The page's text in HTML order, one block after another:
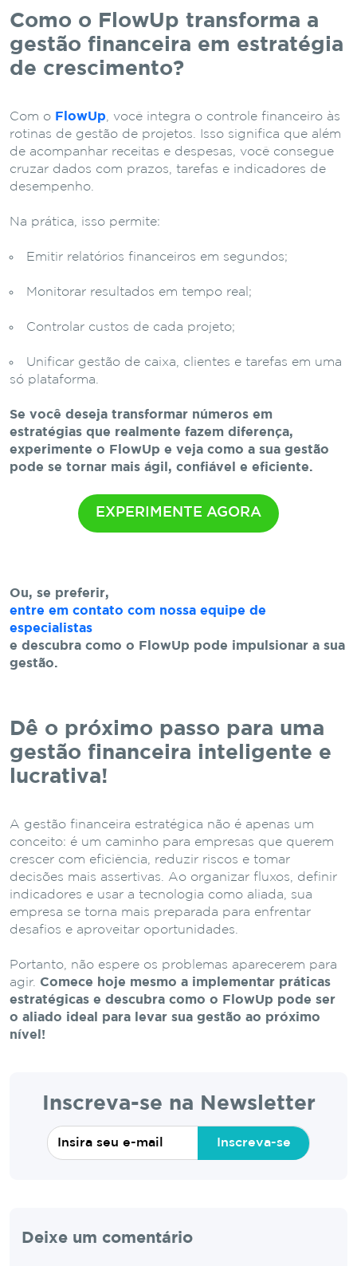
Como o FlowUp transforma a
gestão financeira em estratégia
de crescimento?
Com o FlowUp , você integra o controle financeiro às
rotinas de gestão de projetos. Isso significa que além
de acompanhar receitas e despesas, você consegue
cruzar dados com prazos, tarefas e indicadores de
desempenho.
Na prática, isso permite:
Emitir relatórios financeiros em segundos;
Monitorar resultados em tempo real;
Controlar custos de cada projeto;
Unificar gestão de caixa, clientes e tarefas em uma
só plataforma.
Se você deseja transformar números em
estratégias que realmente fazem diferença,
experimente o FlowUp e veja como a sua gestão
pode se tornar mais ágil, confiável e eficiente.
EXPERIMENTE AGORA
Ou, se preferir,
entre em contato com nossa equipe de
especialistas
e descubra como o FlowUp pode impulsionar a sua
gestão.
Dê o próximo passo para uma
gestão financeira inteligente e
lucrativa!
A gestão financeira estratégica não é apenas um
conceito: é um caminho para empresas que querem
crescer com eficiência, reduzir riscos e tomar
decisões mais assertivas. Ao organizar fluxos, definir
indicadores e usar a tecnologia como aliada, sua
empresa se torna mais preparada para enfrentar
desafios e aproveitar oportunidades.
Portanto, não espere os problemas aparecerem para
agir. Comece hoje mesmo a implementar práticas
estratégicas e descubra como o FlowUp pode ser
o aliado ideal para levar sua gestão ao próximo
nível!
Inscreva-se na Newsletter
Inscreva-se
Deixe um comentário